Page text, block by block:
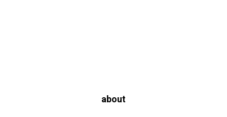
about